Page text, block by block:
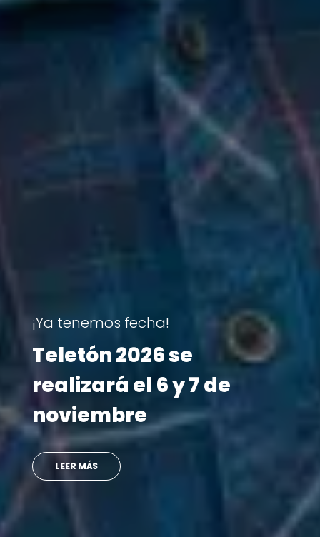
Reportajes
Revive las historias que
marcaron la Teletón
2025
VER MÁS